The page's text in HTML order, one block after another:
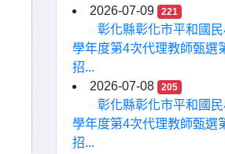
2026-07-09
221
彰化縣彰化市平和國
學年度第4次代理教師甄選
招...
2026-07-08
205
彰化縣彰化市平和國
學年度第4次代理教師甄選
招...